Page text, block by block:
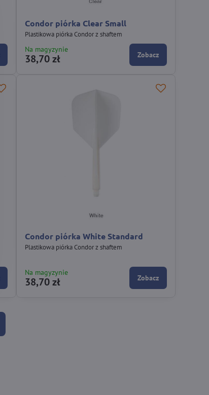
Condor piórka Clear Small
Plastikowa piórka Condor z shaftem
Na magyzynie
38,70 zł Zobacz
Condor piórka White Standard
Plastikowa piórka Condor z shaftem
Na magyzynie
38,70 zł Zobacz